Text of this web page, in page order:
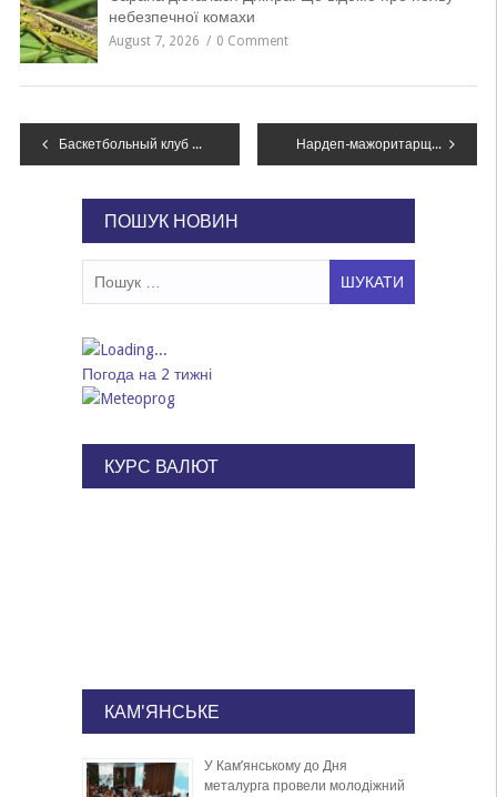
небезпечної комахи
August 7, 2026 0 Comment
Навігація
Баскетбольный клуб Днепра оштрафовали из-за угроз Коломойского и президента клуба в сторону арбитров матча Нардеп-мажоритарщик из Днепропетровщины взял в помощницы свою жену
ПОШУК НОВИН
Погода на 2 тижні
КУРС ВАЛЮТ
КАМ'ЯНСЬКЕ
У Кам’янському до Дня
металурга провели молодіжний